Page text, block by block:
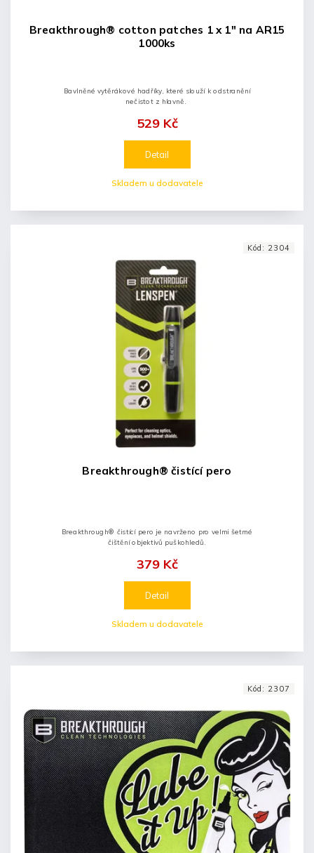
Breakthrough® cotton patches 1 x 1" na AR15
1000ks
Skladem u dodavatele
529 Kč
Detail
Bavlněné vytěrákové hadříky, které slouží k odstranění
nečistot z hlavně.
Breakthrough® čistící pero
Skladem u dodavatele
379 Kč
Detail
Breakthrough® čistící pero je navrženo pro velmi šetrné
čištění objektivů puškohledů.
Kód: 2304
Kód: 2307